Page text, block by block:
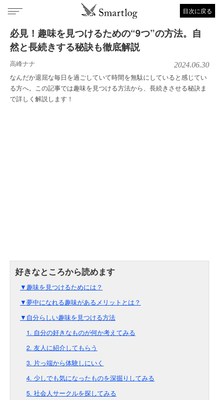
目次に戻る
必見！趣味を見つけるための“9つ”の方法。自
然と長続きする秘訣も徹底解説
高峰ナナ 2024.06.30
なんだか退屈な毎日を過ごしていて時間を無駄にしていると感じてい
る方へ。この記事では趣味を見つける方法から、長続きさせる秘訣ま
で詳しく解説します！
▼趣味を見つけるためには？
▼夢中になれる趣味があるメリットとは？
▼自分らしい趣味を見つける方法
1. 自分の好きなものが何か考えてみる
2. 友人に紹介してもらう
3. 片っ端から体験しにいく
4. 少しでも気になったものを深掘りしてみる
5. 社会人サークルを探してみる